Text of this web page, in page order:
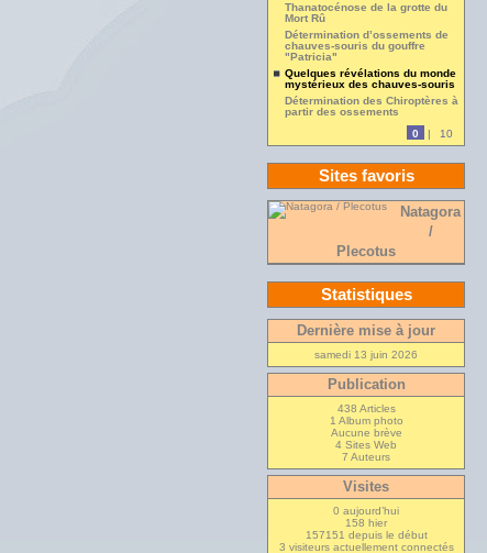
Thanatocénose de la grotte du
Mort Rû
Détermination d’ossements de
chauves-souris du gouffre
"Patricia"
Quelques révélations du monde
mystérieux des chauves-souris
Détermination des Chiroptères à
partir des ossements
0
| 10
Sites favoris
Natagora
/
Plecotus
Statistiques
Dernière mise à jour
samedi 13 juin 2026
Publication
438 Articles
1 Album photo
Aucune brève
4 Sites Web
7 Auteurs
Visites
0 aujourd’hui
158 hier
157151 depuis le début
3 visiteurs actuellement connectés